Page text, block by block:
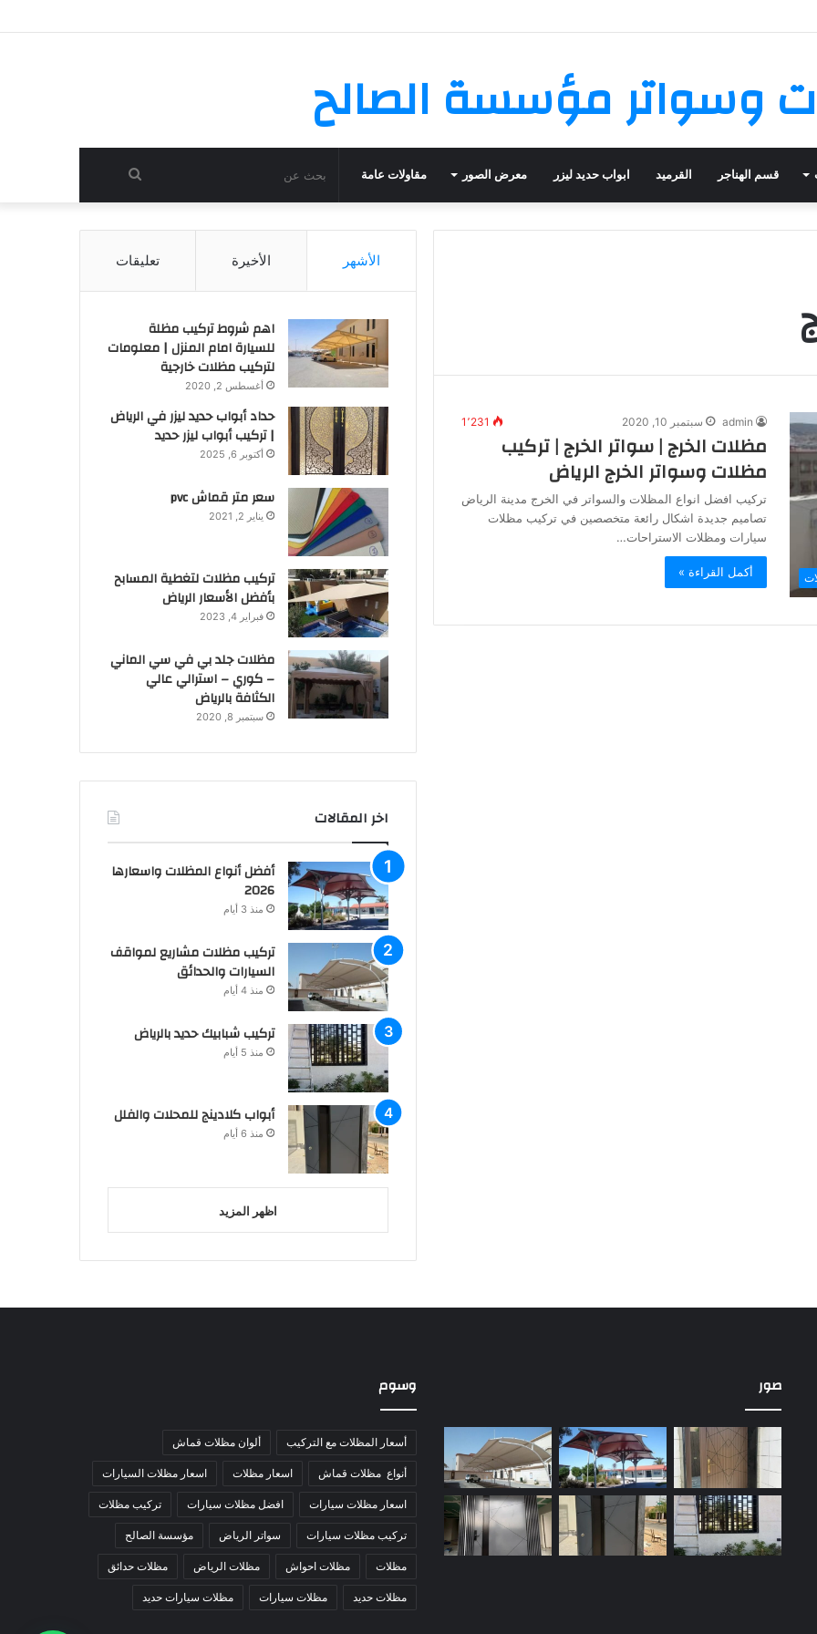
وسواتر مؤسسة الصالح
قسم الهناجر القرميد ابواب حديد ليزر معرض الصور مقاولات عامة
عن
admin سبتمبر 10, 2020 1٬231
مظلات الخرج | سواتر الخرج | تركيب
مظلات وسواتر الخرج الرياض
تركيب افضل انواع المظلات والسواتر في الخرج مدينة الرياض
تصاميم جديدة اشكال رائعة متخصصين في تركيب مظلات
سيارات ومظلات الاستراحات…
أكمل القراءة »
الأشهر الأخيرة تعليقات
اهم شروط تركيب مظلة
للسيارة امام المنزل | معلومات
لتركيب مظلات خارجية
أغسطس 2, 2020
حداد أبواب حديد ليزر في الرياض
| تركيب أبواب ليزر حديد
أكتوبر 6, 2025
سعر متر قماش pvc
يناير 2, 2021
تركيب مظلات لتغطية المسابح
بأفضل الأسعار الرياض
فبراير 4, 2023
مظلات جلد بي في سي الماني
– كوري – استرالي عالي
الكثافة بالرياض
سبتمبر 8, 2020
اخر المقالات
أفضل أنواع المظلات واسعارها
2026
منذ 3 أيام
تركيب مظلات مشاريع لمواقف
السيارات والحدائق
منذ 4 أيام
تركيب شبابيك حديد بالرياض
منذ 5 أيام
أبواب كلادينج للمحلات والفلل
منذ 6 أيام
اظهر المزيد
صور وسوم
أسعار المظلات مع التركيب ألوان مظلات قماش
أنواع مظلات قماش اسعار مظلات اسعار مظلات السيارات
اسعار مظلات سيارات افضل مظلات سيارات تركيب مظلات
تركيب مظلات سيارات سواتر الرياض مؤسسة الصالح
مظلات مظلات احواش مظلات الرياض مظلات حدائق
مظلات حديد مظلات سيارات مظلات سيارات حديد